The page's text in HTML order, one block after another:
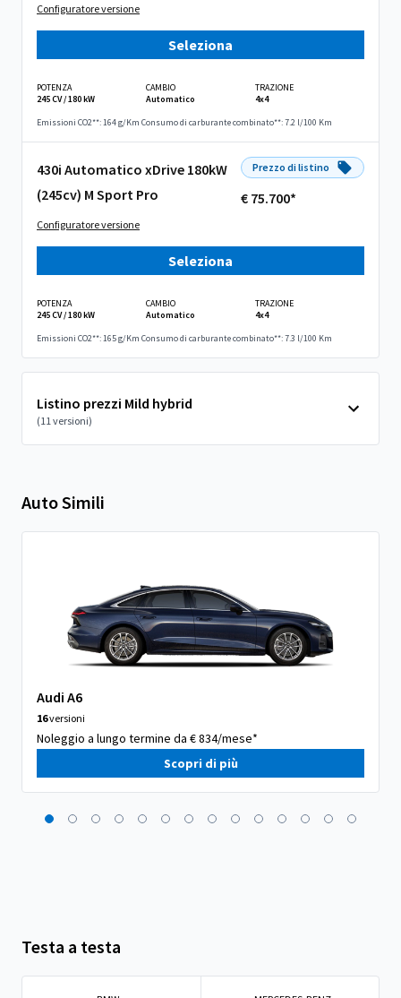
Configuratore versione
Seleziona
POTENZA
245 CV / 180 kW
CAMBIO
Automatico
TRAZIONE
4x4
Emissioni CO2**: 164 g/Km Consumo di carburante combinato**: 7.2 l/100 Km
430i Automatico xDrive 180kW
(245cv) M Sport Pro
Configuratore versione
Prezzo di listino
€ 75.700*
Seleziona
POTENZA
245 CV / 180 kW
CAMBIO
Automatico
TRAZIONE
4x4
Emissioni CO2**: 165 g/Km Consumo di carburante combinato**: 7.3 l/100 Km
Listino prezzi Mild hybrid
(11 versioni)
Auto Simili
Audi A6
16versioni
Noleggio a lungo termine da € 834/mese*
Scopri di più
Testa a testa